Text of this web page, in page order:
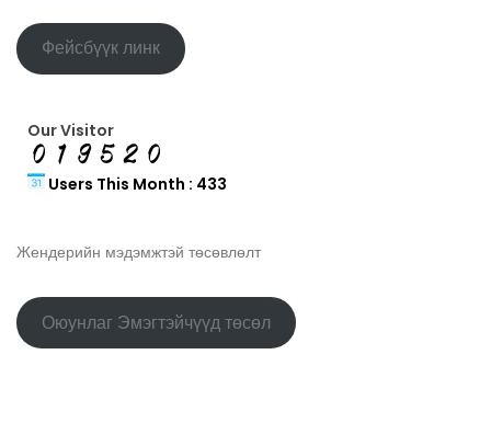
Фейсбүүк линк
Our Visitor
Users This Month : 433
Жендерийн мэдэмжтэй төсөвлөлт
Оюунлаг Эмэгтэйчүүд төсөл